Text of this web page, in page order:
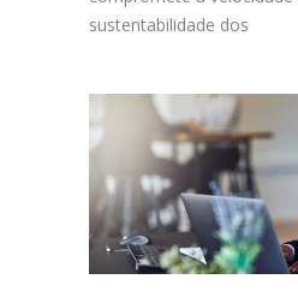
sustentabilidade dos